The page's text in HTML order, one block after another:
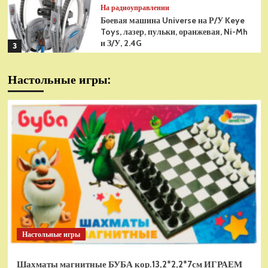
3
На радиоуправлении
Боевая машина Universe на Р/У Keye
Toys, лазер, пульки, оранжевая, Ni-Mh
и З/У, 2.4G
Радиоуправляемая модель
(HN1586)
На радиоуправлении
Р/У танк Taigen 1/16
Panzerkampfwagen III (Германия) HC
(для ИК танкового боя) V3 2.4G RTR,
TG3848-1HC-IR3.0
1
На радиоуправлении
Радиоуправляемый танк Torro
Sturmtiger Panzer 1к16
(TR1111700300)
Настольные игры:
Настольные игры
Шахматы магнитные БУБА кор.13,2*2,2*7см ИГРАЕМ